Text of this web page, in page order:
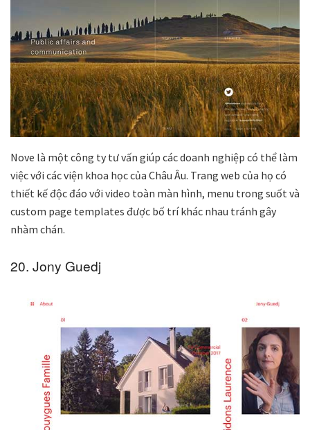
Nove là một công ty tư vấn giúp các doanh nghiệp có thể làm
việc với các viện khoa học của Châu Âu. Trang web của họ có
thiết kế độc đáo với video toàn màn hình, menu trong suốt và
custom page templates được bố trí khác nhau tránh gây
nhàm chán.
20. Jony Guedj